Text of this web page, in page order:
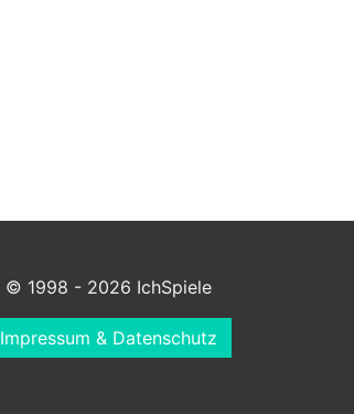
© 1998 - 2026 IchSpiele
Impressum & Datenschutz